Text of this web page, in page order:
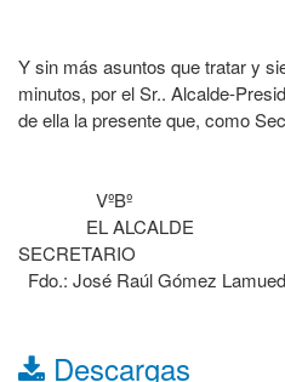
Y sin más asuntos que tratar y
minutos, por el Sr.. Alcalde-
de ella la presente que, como
VºBº
EL
SECRETARIO
Fdo.: José Raúl Gómez
Descargas